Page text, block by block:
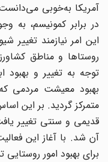
آمریکا به‌خوبی می‌‌دانست
در برابر کمونیسم، به
این امر نیازمند تغییر
روستاها و مناطق
توجه به تغییر و بهبود
بهبود معیشت مردمی که
متمرکز گردید. بر این
قدیمی و سنتی تغییر
آن شد. با آغاز این
برای بهبود امور روستایی